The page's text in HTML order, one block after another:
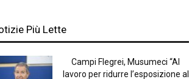
Più Lette
Campi Flegrei, Musumeci “Al
lavoro per ridurre l’esposizione al